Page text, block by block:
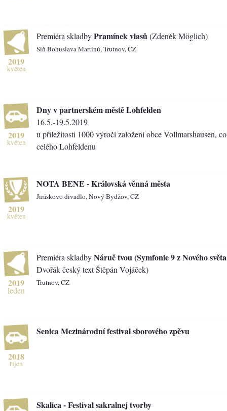
2019
květen
Premiéra skladbyPramínek vlasů (Zdeněk Möglich)
Síň Bohuslava Martinů, Trutnov, CZ
2019
květen
Dny v partnerském městě Lohfelden
16.5.-19.5.2019
u příležitosti 1000 výročí založení obce Vollmarshausen,
celého Lohfeldenu
2019
květen
NOTA BENE - Královská věnná města
Jiráskovo divadlo, Nový Bydžov, CZ
2019
leden
Premiéra skladbyNáruč tvou (Symfonie 9 z Nového
Dvořák český text Štěpán Vojáček)
Trutnov, CZ
2018
říjen
Senica Mezinárodní festival sborového zpěvu
Skalica - Festival sakralnej tvorby